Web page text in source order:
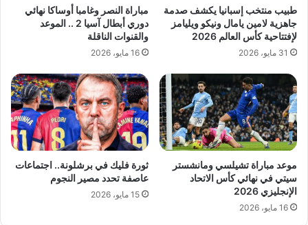
طبيب منتخب إسبانيا يكشف صدمة
جاهزية لامين يامال ونيكو ويليامز
لإفتتاحية كأس العالم 2026
31 مايو، 2026
مباراة النصر وغامبا أوساكا نهائي
دوري أبطال آسيا 2 .. الموعد
والقنوات الناقلة
16 مايو، 2026
موعد مباراة تشيلسي ومانشستر
سيتي في نهائي كأس الاتحاد
الإنجليزي 2026
16 مايو، 2026
ثورة فليك في برشلونة.. اجتماعات
عاصفة تحدد مصير النجوم
15 مايو، 2026